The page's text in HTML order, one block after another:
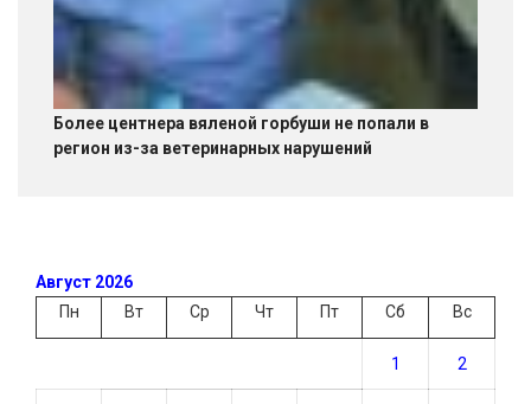
Более центнера вяленой горбуши не попали в
регион из-за ветеринарных нарушений
Август 2026
Пн
Вт Ср Чт Пт Сб Вс
1 2